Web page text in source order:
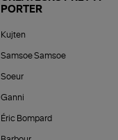
PORTER
Kujten
Samsoe Samsoe
Soeur
Ganni
Éric Bompard